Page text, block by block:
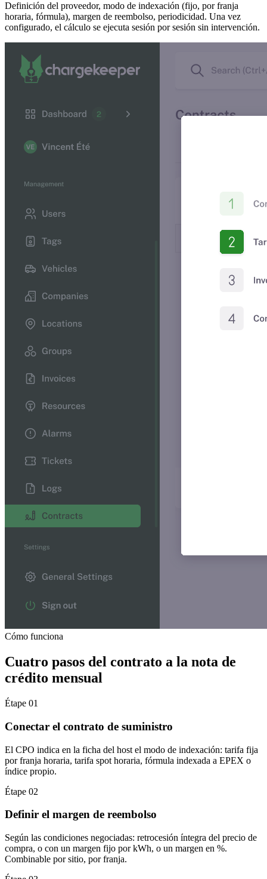
Definición del proveedor, modo de indexación (fijo, por franja
horaria, fórmula), margen de reembolso, periodicidad. Una vez
configurado, el cálculo se ejecuta sesión por sesión sin intervención.
Cómo funciona
Cuatro pasos del contrato a la nota de
crédito mensual
Étape 01
Conectar el contrato de suministro
El CPO indica en la ficha del host el modo de indexación: tarifa fija
por franja horaria, tarifa spot horaria, fórmula indexada a EPEX o
índice propio.
Étape 02
Definir el margen de reembolso
Según las condiciones negociadas: retrocesión íntegra del precio de
compra, o con un margen fijo por kWh, o un margen en %.
Combinable por sitio, por franja.